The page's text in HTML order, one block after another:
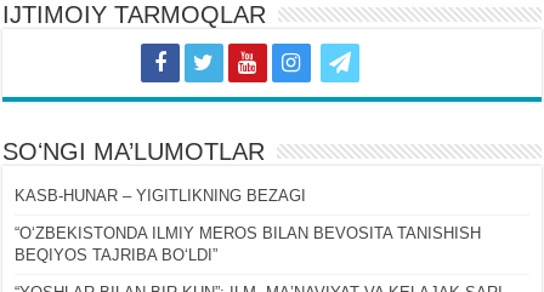
IJTIMOIY TARMOQLAR
SOʻNGI MA’LUMOTLAR
KASB-HUNAR – YIGITLIKNING BEZAGI
“OʻZBEKISTONDA ILMIY MEROS BILAN BEVOSITA TANISHISH
BEQIYOS TAJRIBA BOʻLDI”